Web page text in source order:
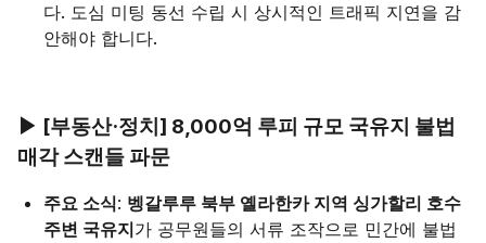
다. 도심 미팅 동선 수립 시 상시적인 트래픽 지연을 감
안해야 합니다.
▶ [부동산·정치] 8,000억 루피 규모 국유지 불법
매각 스캔들 파문
주요 소식: 벵갈루루 북부 옐라한카 지역 싱가할리 호수
주변 국유지가 공무원들의 서류 조작으로 민간에 불법